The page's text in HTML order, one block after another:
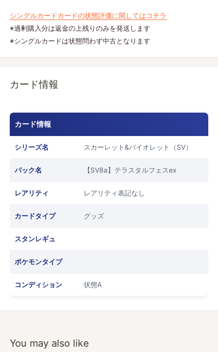
シングルカードカードの状態評価に関してはコチラ
※過剰購入分は返金の上残りのみを発送します
※シングルカードは状態問わず中古となります
カード情報
カード情報
シリーズ名 スカーレット&バイオレット（SV）
パック名 【SV8a】テラスタルフェスex
レアリティ レアリティ表記なし
カードタイプ グッズ
スタンレギュ
ポケモンタイプ
コンディション 状態A
You may also like